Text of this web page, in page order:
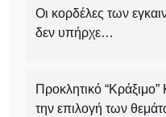
Οι κορδέλες των
δεν υπήρχε…
Προκλητικό
την επιλογή των